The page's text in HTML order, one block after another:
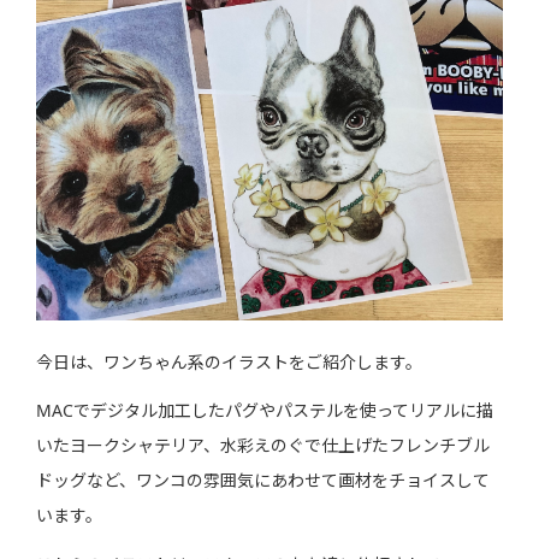
今日は、ワンちゃん系のイラストをご紹介します。
MACでデジタル加工したパグやパステルを使ってリアルに描
いたヨークシャテリア、水彩えのぐで仕上げたフレンチブル
ドッグなど、ワンコの雰囲気にあわせて画材をチョイスして
います。